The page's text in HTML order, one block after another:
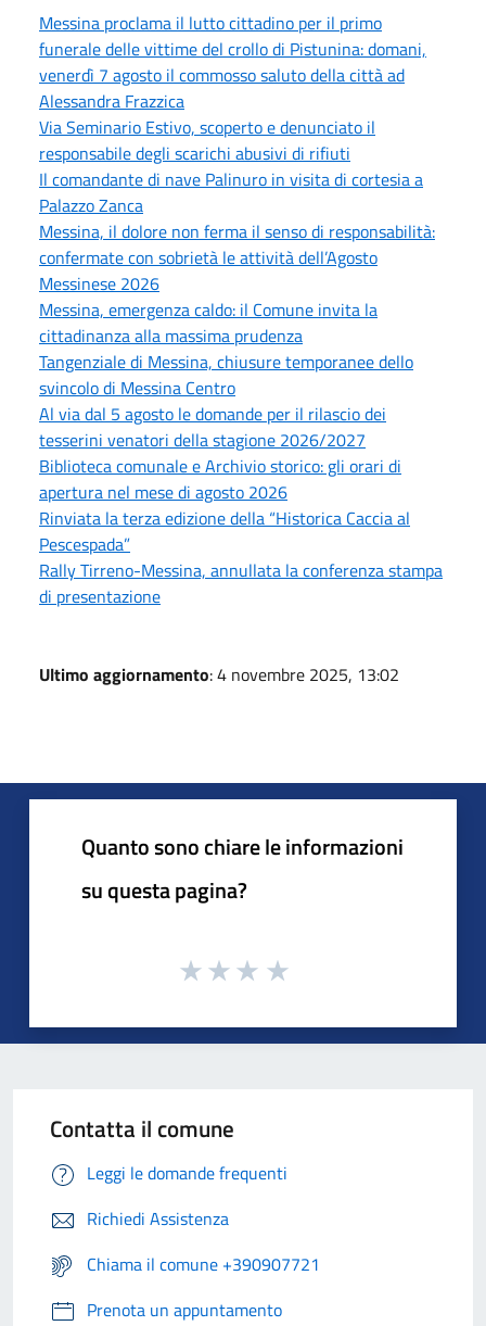
Messina proclama il lutto cittadino per il primo
funerale delle vittime del crollo di Pistunina: domani,
venerdì 7 agosto il commosso saluto della città ad
Alessandra Frazzica
Via Seminario Estivo, scoperto e denunciato il
responsabile degli scarichi abusivi di rifiuti
Il comandante di nave Palinuro in visita di cortesia a
Palazzo Zanca
Messina, il dolore non ferma il senso di responsabilità:
confermate con sobrietà le attività dell’Agosto
Messinese 2026
Messina, emergenza caldo: il Comune invita la
cittadinanza alla massima prudenza
Tangenziale di Messina, chiusure temporanee dello
svincolo di Messina Centro
Al via dal 5 agosto le domande per il rilascio dei
tesserini venatori della stagione 2026/2027
Biblioteca comunale e Archivio storico: gli orari di
apertura nel mese di agosto 2026
Rinviata la terza edizione della “Historica Caccia al
Pescespada”
Rally Tirreno-Messina, annullata la conferenza stampa
di presentazione
Ultimo aggiornamento: 4 novembre 2025, 13:02
Quanto sono chiare le informazioni
su questa pagina?
Contatta il comune
Leggi le domande frequenti
Richiedi Assistenza
Chiama il comune +390907721
Prenota un appuntamento